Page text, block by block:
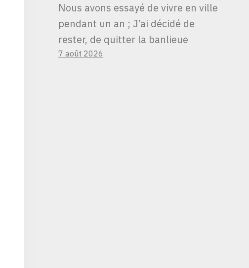
Nous avons essayé de vivre en ville
pendant un an ; J’ai décidé de
rester, de quitter la banlieue
7 août 2026